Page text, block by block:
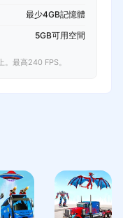
最少4GB記憶體
5GB可用空間
最高240 FPS。